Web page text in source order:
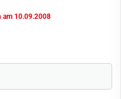
am 10.09.2008